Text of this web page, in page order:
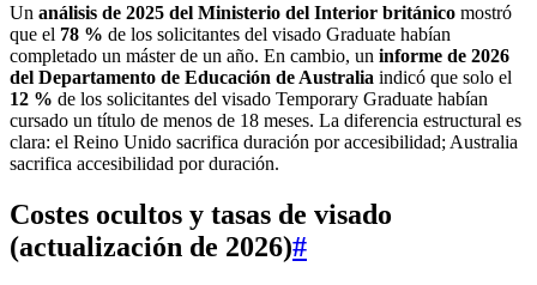
Un análisis de 2025 del Ministerio del Interior británico mostró
que el 78 % de los solicitantes del visado Graduate habían
completado un máster de un año. En cambio, un informe de 2026
del Departamento de Educación de Australia indicó que solo el
12 % de los solicitantes del visado Temporary Graduate habían
cursado un título de menos de 18 meses. La diferencia estructural es
clara: el Reino Unido sacrifica duración por accesibilidad; Australia
sacrifica accesibilidad por duración.
Costes ocultos y tasas de visado
(actualización de 2026)#